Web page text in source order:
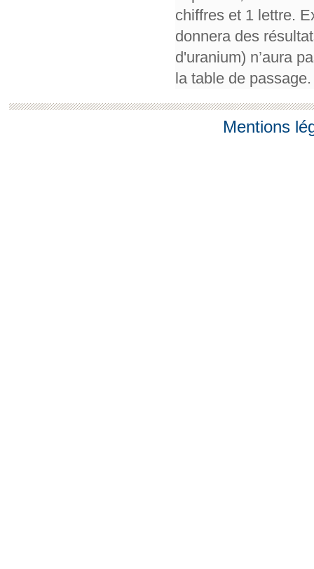
chiffres et 1 lettre.
donnera des
d'uranium) n’aura
la table de passage.
Mentions